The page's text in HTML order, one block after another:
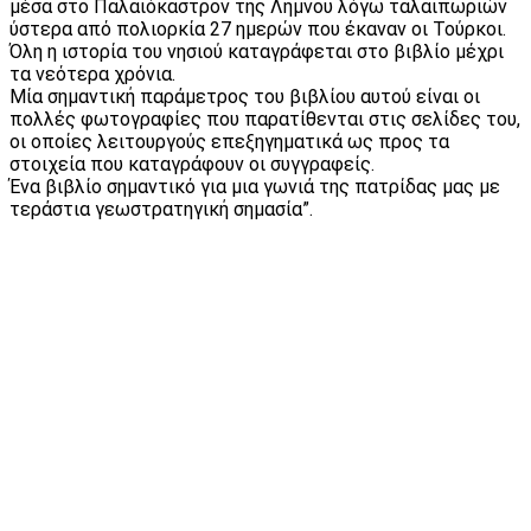
μέσα στο Παλαιόκαστρον της Λήμνου λόγω ταλαιπωριών
ύστερα από πολιορκία 27 ημερών που έκαναν οι Τούρκοι.
Όλη η ιστορία του νησιού καταγράφεται στο βιβλίο μέχρι
τα νεότερα χρόνια.
Μία σημαντική παράμετρος του βιβλίου αυτού είναι οι
πολλές φωτογραφίες που παρατίθενται στις σελίδες του,
οι οποίες λειτουργούς επεξηγηματικά ως προς τα
στοιχεία που καταγράφουν οι συγγραφείς.
Ένα βιβλίο σημαντικό για μια γωνιά της πατρίδας μας με
τεράστια γεωστρατηγική σημασία”.